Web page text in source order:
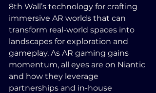
8th Wall’s technology for crafting
immersive AR worlds that can
transform real-world spaces into
landscapes for exploration and
gameplay. As AR gaming gains
momentum, all eyes are on Niantic
and how they leverage
partnerships and in-house